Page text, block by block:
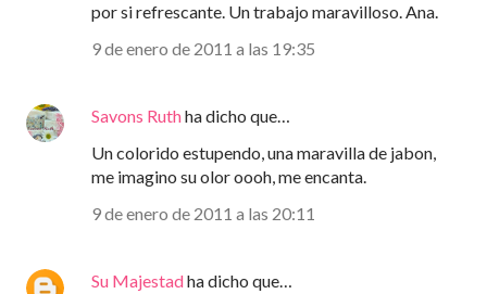
por si refrescante. Un trabajo maravilloso. Ana.
9 de enero de 2011 a las 19:35
Savons Ruthha dicho que…
Un colorido estupendo, una maravilla de jabon,
me imagino su olor oooh, me encanta.
9 de enero de 2011 a las 20:11
Su Majestadha dicho que…